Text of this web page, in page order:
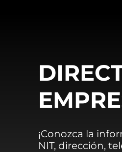
¡Conozca la
NIT, dirección,